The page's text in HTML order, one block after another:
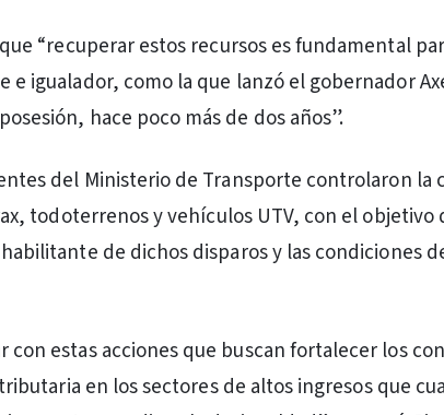
“recuperar estos recursos es fundamental
e igualador, como la que lanzó el gobernador
hace poco más de dos años”.
del Ministerio de Transporte controlaron la
todoterrenos y vehículos UTV, con el objetivo
de dichos disparos y las condiciones
con estas acciones que buscan fortalecer los
en los sectores de altos ingresos que